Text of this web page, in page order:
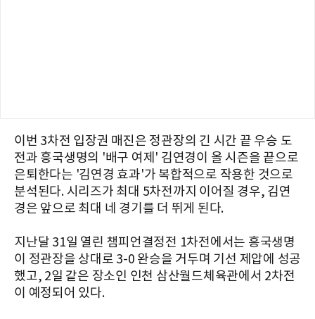
이번 3차전 입장권 매진은 정관장의 긴 시간 끝 우승 도
전과 흥국생명의 '배구 여제' 김연경이 올 시즌을 끝으로
은퇴한다는 '김연경 효과'가 복합적으로 작용한 것으로
분석된다. 시리즈가 최대 5차전까지 이어질 경우, 김연
경은 앞으로 최대 네 경기를 더 뛰게 된다.
지난달 31일 열린 챔피언결정전 1차전에서는 흥국생명
이 정관장을 상대로 3-0 완승을 거두며 기선 제압에 성공
했고, 2일 같은 장소인 인천 삼산월드체육관에서 2차전
이 예정되어 있다.